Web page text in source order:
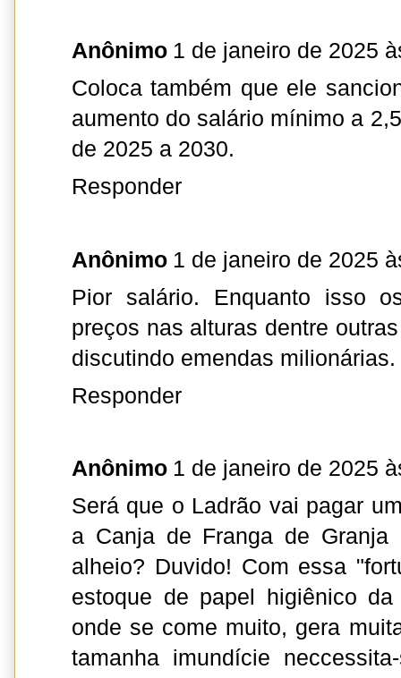
Anônimo 1 de janeiro de 2025
Coloca também que ele
aumento do salário mínimo a
de 2025 a 2030.
Responder
Anônimo 1 de janeiro de 2025
Pior salário. Enquanto isso
preços nas alturas dentre
discutindo emendas
Responder
Anônimo 1 de janeiro de 2025
Será que o Ladrão vai pagar
a Canja de Franga de Granja
alheio? Duvido! Com essa
estoque de papel higiênico
onde se come muito, gera
tamanha imundície